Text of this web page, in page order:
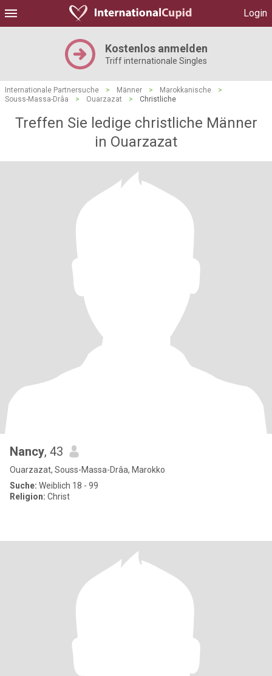
Login
Kostenlos anmelden
Triff internationale Singles
Internationale Partnersuche > Männer > Marokkanische
>
Souss-Massa-Drâa
> Ouarzazat > Christliche
Treffen Sie ledige christliche Männer
in Ouarzazat
Nancy, 43
Ouarzazat, Souss-Massa-Drâa, Marokko
Suche: Weiblich 18 - 99
Religion: Christ